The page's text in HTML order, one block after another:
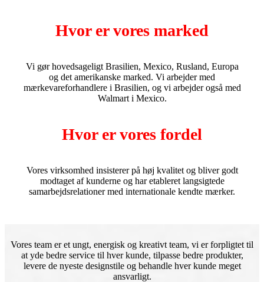
Hvor er vores marked
Vi gør hovedsageligt Brasilien, Mexico, Rusland, Europa
og det amerikanske marked. Vi arbejder med
mærkevareforhandlere i Brasilien, og vi arbejder også med
Walmart i Mexico.
Hvor er vores fordel
Vores virksomhed insisterer på høj kvalitet og bliver godt
modtaget af kunderne og har etableret langsigtede
samarbejdsrelationer med internationale kendte mærker.
Vores team er et ungt, energisk og kreativt team, vi er forpligtet til
at yde bedre service til hver kunde, tilpasse bedre produkter,
levere de nyeste designstile og behandle hver kunde meget
ansvarligt.